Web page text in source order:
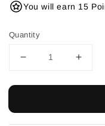
You will earn 15
Quantity